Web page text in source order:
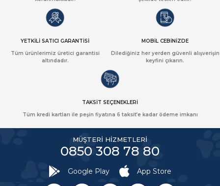
YETKİLİ SATICI GARANTİSİ
Tüm ürünlerimiz üretici garantisi
altındadır.
MOBİL CEBİNİZDE
Dilediğiniz her yerden güvenli alışverişin
keyfini çıkarın.
TAKSİT SEÇENEKLERİ
Tüm kredi kartları ile peşin fiyatına 6 taksit’e kadar ödeme imkanı
MÜŞTERİ HİZMETLERİ
0850 308 78 80
Google Play App Store